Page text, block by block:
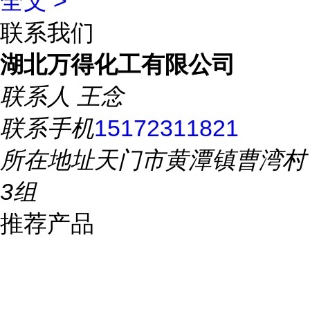
联系我们
湖北万得化工有限公司
联系人 王念
联系手机15172311821
所在地址天门市黄潭镇曹湾村
3组
推荐产品